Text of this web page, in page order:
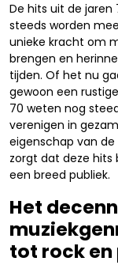
De hits uit de
steeds worden
unieke kracht om
brengen en
tijden. Of het nu
gewoon een
70 weten nog
verenigen in
eigenschap van
zorgt dat deze hits
een breed publiek.
Het
tot rock en